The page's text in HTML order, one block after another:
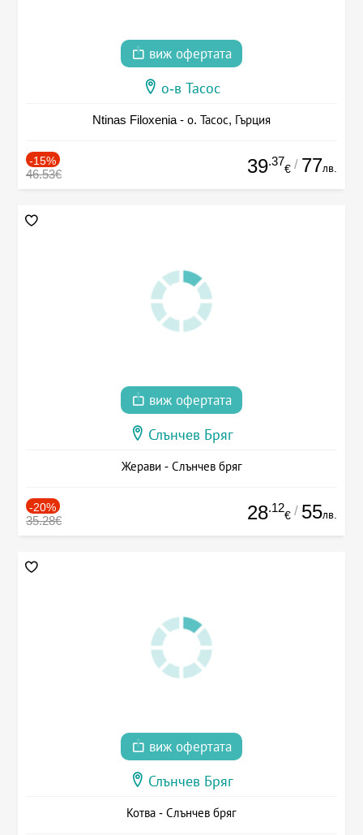
виж офертата
о-в Тасос
Ntinas Filoxenia - о. Тасос, Гърция
-15%
46.53€ 39.37
€ / 77лв.
виж офертата
Слънчев Бряг
Жерави - Слънчев бряг
-20%
35.28€ 28.12
€ / 55лв.
виж офертата
Слънчев Бряг
Котва - Слънчев бряг